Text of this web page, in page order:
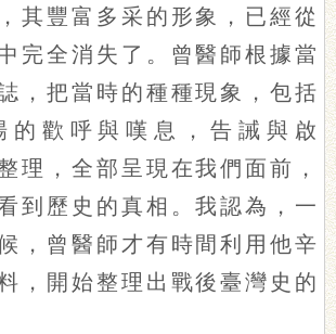
其豐富多采的形象，已經從
完全消失了。曾醫師根據當
，把當時的種種現象，包括
的歡呼與嘆息，告誡與啟
理，全部呈現在我們面前，
到歷史的真相。我認為，一
，曾醫師才有時間利用他辛
，開始整理出戰後臺灣史的